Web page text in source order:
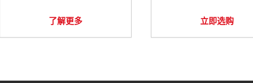
了解更多 立即选购